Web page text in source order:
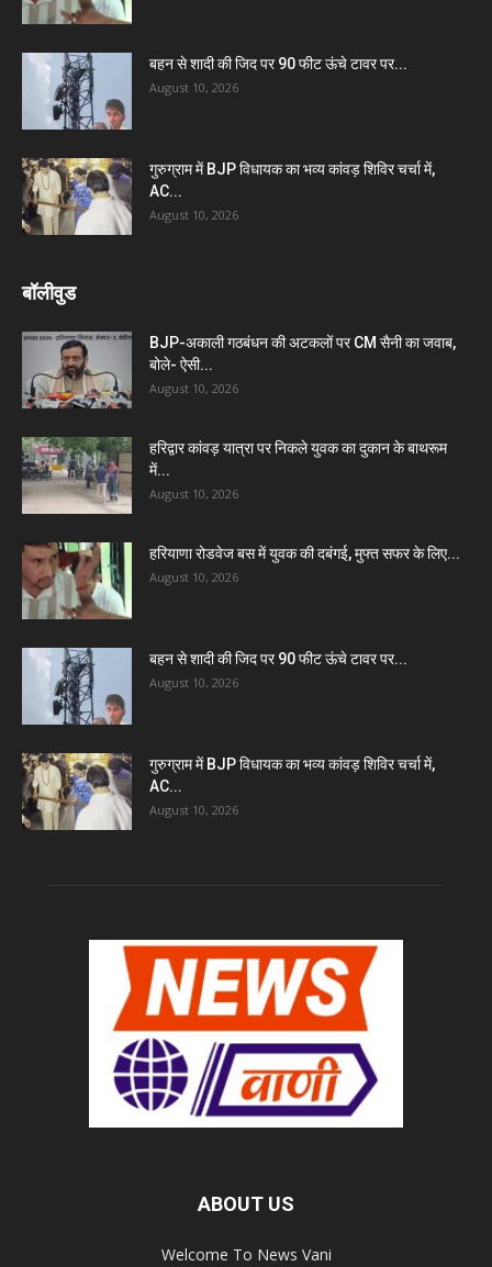
बहन से शादी की जिद पर 90 फीट ऊंचे टावर पर...
August 10, 2026
गुरुग्राम में BJP विधायक का भव्य कांवड़ शिविर चर्चा में,
AC...
August 10, 2026
बॉलीवुड
BJP-अकाली गठबंधन की अटकलों पर CM सैनी का जवाब,
बोले- ऐसी...
August 10, 2026
हरिद्वार कांवड़ यात्रा पर निकले युवक का दुकान के बाथरूम
में...
August 10, 2026
हरियाणा रोडवेज बस में युवक की दबंगई, मुफ्त सफर के लिए...
August 10, 2026
बहन से शादी की जिद पर 90 फीट ऊंचे टावर पर...
August 10, 2026
गुरुग्राम में BJP विधायक का भव्य कांवड़ शिविर चर्चा में,
AC...
August 10, 2026
ABOUT US
Welcome To News Vani